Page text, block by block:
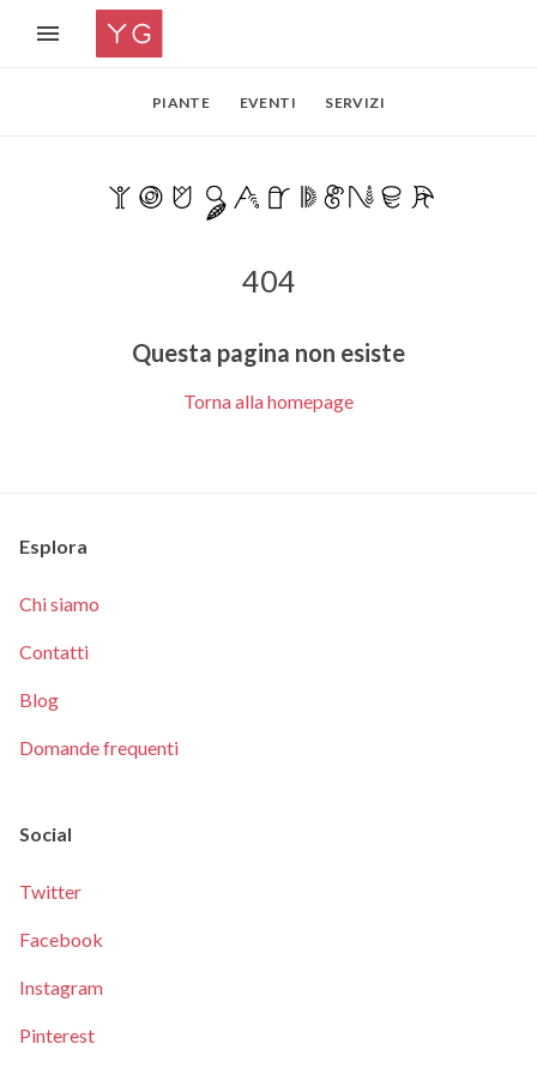
PIANTE EVENTI SERVIZI
404
Questa pagina non esiste
Torna alla homepage
Esplora
Chi siamo
Contatti
Blog
Domande frequenti
Social
Twitter
Facebook
Instagram
Pinterest